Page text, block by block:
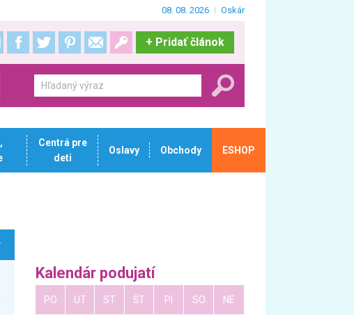
08. 08. 2026 Oskár
+ Pridať článok
Centrá pre
deti
Oslavy Obchody ESHOP
Kalendár podujatí
PO UT ST ŠT PI SO NE